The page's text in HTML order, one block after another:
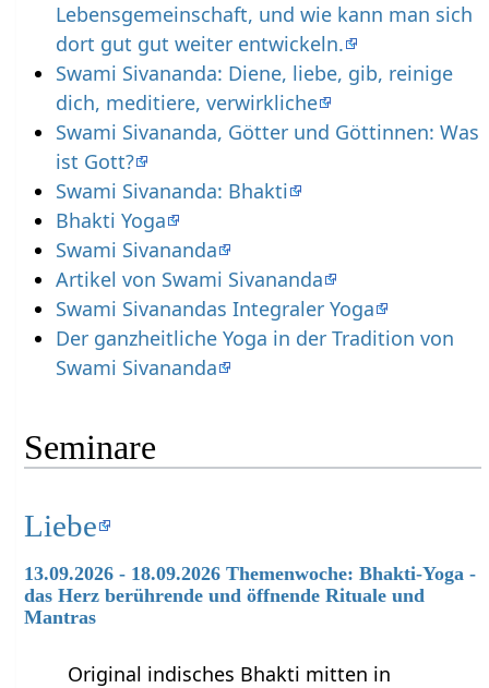
Lebensgemeinschaft, und wie kann man sich
dort gut gut weiter entwickeln.
Swami Sivananda: Diene, liebe, gib, reinige
dich, meditiere, verwirkliche
Swami Sivananda, Götter und Göttinnen: Was
ist Gott?
Swami Sivananda: Bhakti
Bhakti Yoga
Swami Sivananda
Artikel von Swami Sivananda
Swami Sivanandas Integraler Yoga
Der ganzheitliche Yoga in der Tradition von
Swami Sivananda
Seminare
Liebe
13.09.2026 - 18.09.2026 Themenwoche: Bhakti-Yoga -
das Herz berührende und öffnende Rituale und
Mantras
Original indisches Bhakti mitten in